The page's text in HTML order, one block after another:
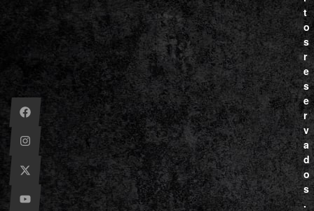
t
o
s
r
e
s
e
r
v
a
d
o
s
.